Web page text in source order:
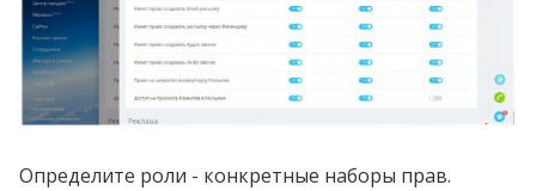
Определите роли - конкретные наборы прав.